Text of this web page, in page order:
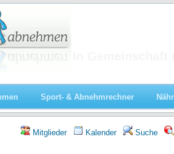
Sport- & Abnehmrechner
Mitglieder Kalender Suche